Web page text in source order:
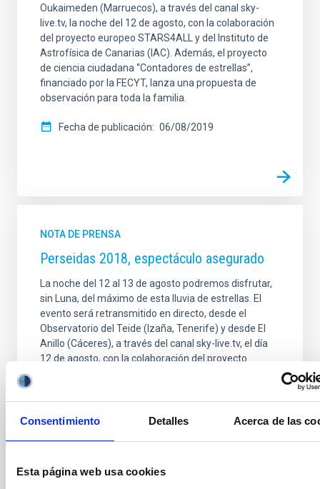
Consentimiento Detalles Acerca de las
Esta página web usa cookies
Oukaimeden (Marruecos), a través del canal sky-
live.tv, la noche del 12 de agosto, con la colaboración
del proyecto europeo STARS4ALL y del Instituto de
Astrofísica de Canarias (IAC). Además, el proyecto
de ciencia ciudadana “Contadores de estrellas”,
financiado por la FECYT, lanza una propuesta de
observación para toda la familia.
Fecha de publicación 06/08/2019
NOTA DE PRENSA
Perseidas 2018, espectáculo asegurado
La noche del 12 al 13 de agosto podremos disfrutar,
sin Luna, del máximo de esta lluvia de estrellas. El
evento será retransmitido en directo, desde el
Observatorio del Teide (Izaña, Tenerife) y desde El
Anillo (Cáceres), a través del canal sky-live.tv, el día
12 de agosto, con la colaboración del proyecto
Noches”. Además, el proyecto de ciencia ciudadana
“Contadores de estrellas”, financiado por la FECYT,
Fecha de publicación 03/08/2018 - 15:57